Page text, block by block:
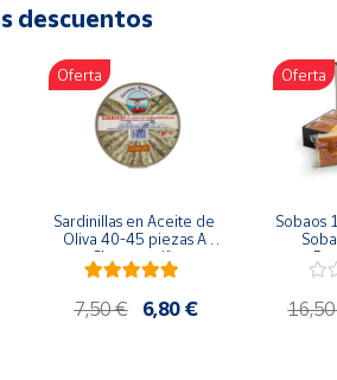
descuentos
Oferta
Sardinillas en Aceite de
Oliva 40-45 piezas A
Churrusquiña
7,50 € 6,80 €
Oferta
Sobaos